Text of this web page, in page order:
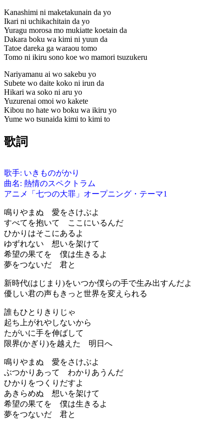
Kanashimi ni maketakunain da yo
Ikari ni uchikachitain da yo
Yuragu morosa mo mukiatte koetain da
Dakara boku wa kimi ni yuun da
Tatoe dareka ga waraou tomo
Tomo ni ikiru sono koe wo mamori tsuzukeru
Nariyamanu ai wo sakebu yo
Subete wo daite koko ni irun da
Hikari wa soko ni aru yo
Yuzurenai omoi wo kakete
Kibou no hate wo boku wa ikiru yo
Yume wo tsunaida kimi to kimi to
歌詞
歌手: いきものがかり
曲名: 熱情のスペクトラム
アニメ「七つの大罪」オープニング・テーマ1
鳴りやまぬ 愛をさけぶよ
すべてを抱いて ここにいるんだ
ひかりはそこにあるよ
ゆずれない 想いを架けて
希望の果てを 僕は生きるよ
夢をつないだ 君と
新時代(はじまり)をいつか僕らの手で生み出すんだよ
優しい君の声もきっと世界を変えられる
誰もひとりきりじゃ
起ち上がれやしないから
たがいに手を伸ばして
限界(かぎり)を越えた 明日へ
鳴りやまぬ 愛をさけぶよ
ぶつかりあって わかりあうんだ
ひかりをつくりだすよ
あきらめぬ 想いを架けて
希望の果てを 僕は生きるよ
夢をつないだ 君と